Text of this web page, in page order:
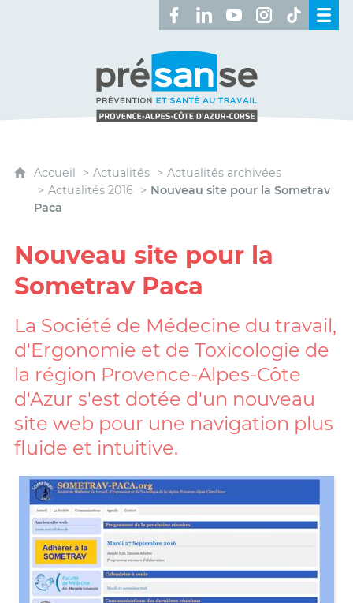
Retrouvez-nous sur Facebook
Retrouvez-nous sur
Retrouvez-nous sur
Retrouvez-
Accueil Actualités
Actualités archivées
Actualités 2016
Nouveau site pour la Sometrav
Paca
Nouveau site pour la
Sometrav Paca
La Société de Médecine du travail,
d'Ergonomie et de Toxicologie de
la région Provence-Alpes-Côte
d'Azur s'est dotée d'un nouveau
site web pour une navigation plus
fluide et intuitive.